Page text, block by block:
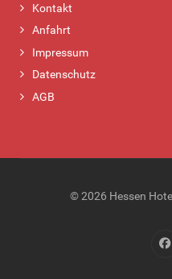
Kontakt
Anfahrt
Impressum
Datenschutz
AGB
© 2026 Hessen